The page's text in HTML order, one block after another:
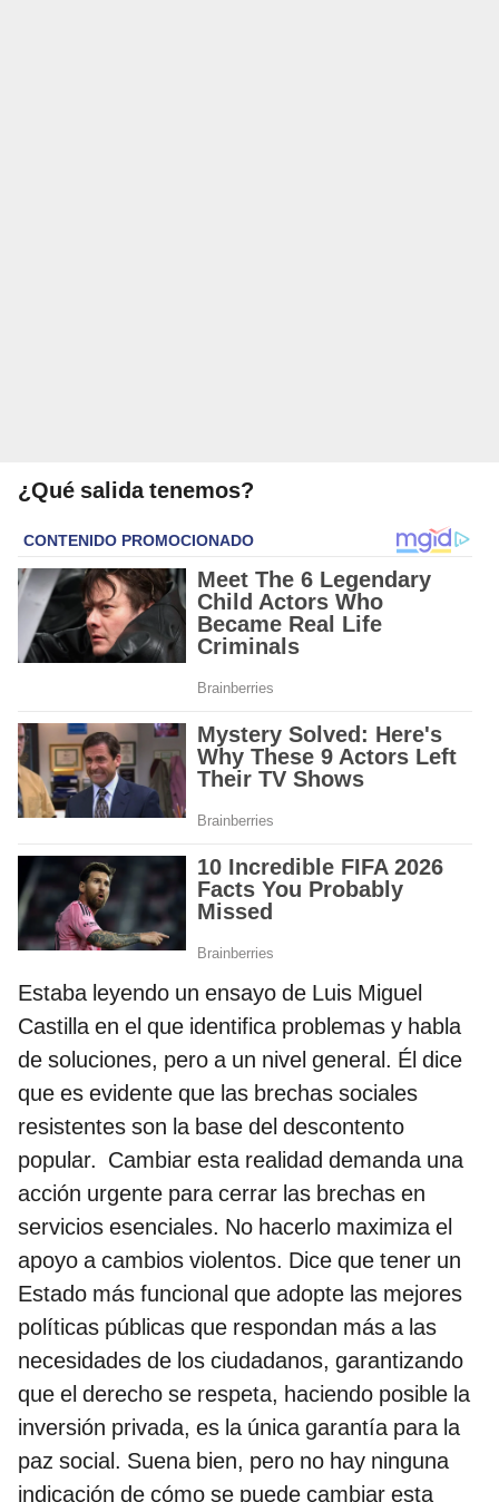
¿Qué salida tenemos?
Estaba leyendo un ensayo de Luis Miguel
Castilla en el que identifica problemas y habla
de soluciones, pero a un nivel general. Él dice
que es evidente que las brechas sociales
resistentes son la base del descontento
popular. Cambiar esta realidad demanda una
acción urgente para cerrar las brechas en
servicios esenciales. No hacerlo maximiza el
apoyo a cambios violentos. Dice que tener un
Estado más funcional que adopte las mejores
políticas públicas que respondan más a las
necesidades de los ciudadanos, garantizando
que el derecho se respeta, haciendo posible la
inversión privada, es la única garantía para la
paz social. Suena bien, pero no hay ninguna
indicación de cómo se puede cambiar esta